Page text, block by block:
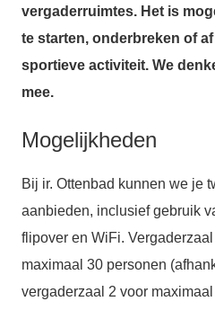
vergaderruimtes. Het is
te starten, onderbreken of
sportieve activiteit. We
mee.
Mogelijkheden
Bij ir. Ottenbad kunnen we je
aanbieden, inclusief gebruik
flipover en WiFi.
maximaal 30 personen
vergaderzaal 2 voor